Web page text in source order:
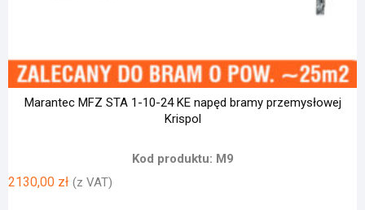
Marantec MFZ STA 1-10-24 KE napęd bramy przemysłowej
Krispol
Kod produktu: M9
2130,00 zł (z VAT)